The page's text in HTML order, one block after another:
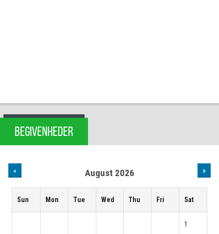
BEGIVENHEDER
« August 2026 »
Sun Mon Tue Wed Thu Fri Sat
1